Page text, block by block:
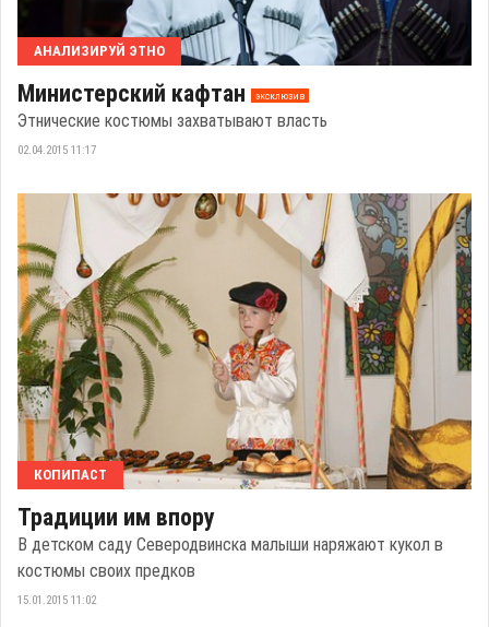
АНАЛИЗИРУЙ ЭТНО
Министерский кафтан эксклюзив
Этнические костюмы захватывают власть
02.04.2015 11:17
КОПИПАСТ
Традиции им впору
В детском саду Северодвинска малыши наряжают кукол в
костюмы своих предков
15.01.2015 11:02